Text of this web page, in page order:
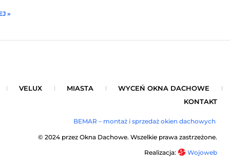
»
VELUX MIASTA
WYCEŃ OKNA DACHOWE
KONTAKT
BEMAR – montaż i sprzedaż okien dachowych
© 2024 przez Okna Dachowe. Wszelkie prawa zastrzeżone.
Realizacja: Wojoweb